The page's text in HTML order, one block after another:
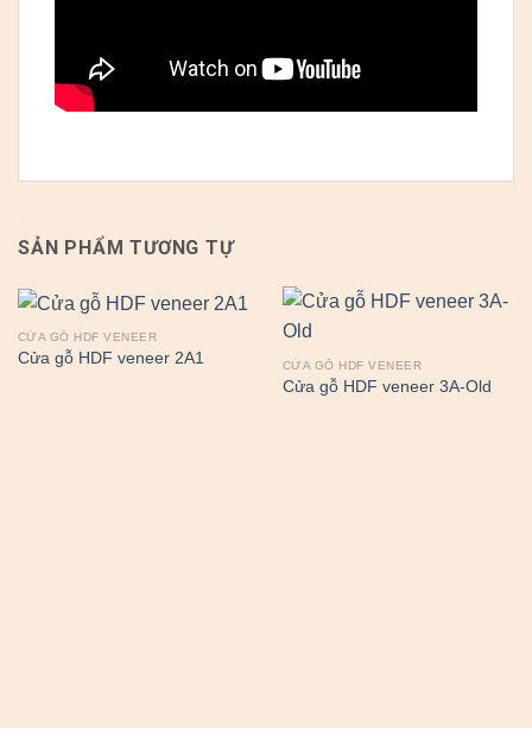
SẢN PHẨM TƯƠNG TỰ
CỬA GỖ HDF VENEER
Cửa gỗ HDF veneer 2A1 CỬA GỖ HDF VENEER
Cửa gỗ HDF veneer 3A-Old